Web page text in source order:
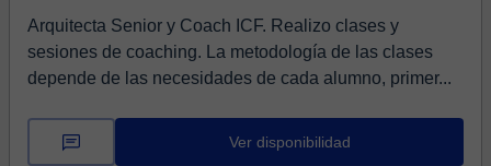
Arquitecta Senior y Coach ICF. Realizo clases y
sesiones de coaching. La metodología de las clases
depende de las necesidades de cada alumno, primer...
Ver disponibilidad